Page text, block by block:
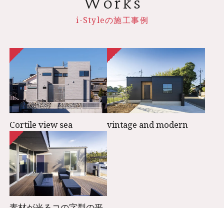
i-Styleの施工事例
Cortile view sea vintage and modern